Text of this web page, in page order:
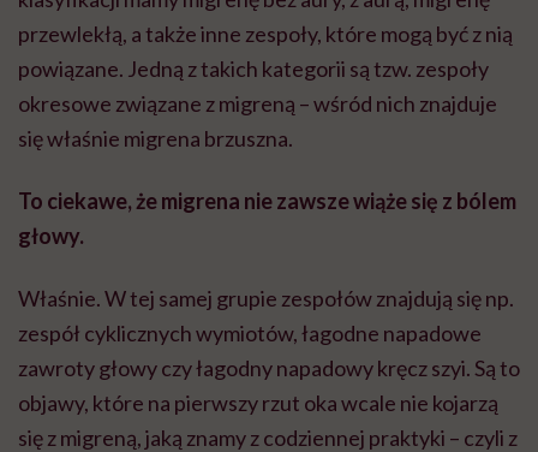
przewlekłą, a także inne zespoły, które mogą być z nią
powiązane. Jedną z takich kategorii są tzw. zespoły
okresowe związane z migreną – wśród nich znajduje
się właśnie migrena brzuszna.
To ciekawe, że migrena nie zawsze wiąże się z bólem
głowy.
Właśnie. W tej samej grupie zespołów znajdują się np.
zespół cyklicznych wymiotów, łagodne napadowe
zawroty głowy czy łagodny napadowy kręcz szyi. Są to
objawy, które na pierwszy rzut oka wcale nie kojarzą
się z migreną, jaką znamy z codziennej praktyki – czyli z